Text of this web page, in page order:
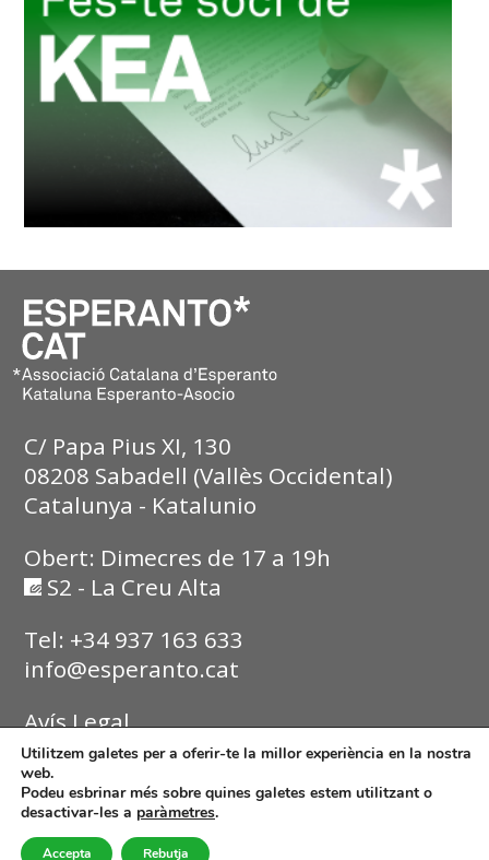
C/ Papa Pius XI, 130
08208 Sabadell (Vallès Occidental)
Catalunya - Katalunio
Obert: Dimecres de 17 a 19h
S2 - La Creu Alta
Tel: +34 937 163 633
info@esperanto.cat
Avís Legal
Política de Privadesa
Política de Cookies
Utilitzem galetes per a oferir-te la millor experiència en la nostra
web.
Podeu esbrinar més sobre quines galetes estem utilitzant o
desactivar-les a paràmetres.
Accepta Rebutja